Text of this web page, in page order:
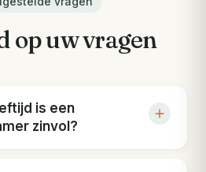
op uw vragen
is een
zinvol?